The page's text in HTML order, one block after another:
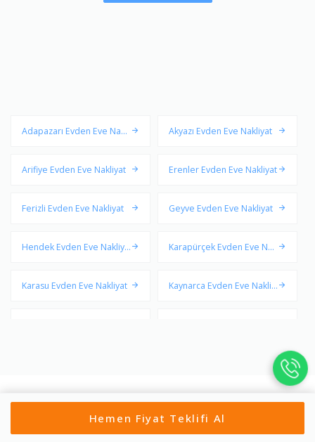
Adapazarı Evden Eve Nakli
Akyazı Evden Eve Nakliyat
Arifiye Evden Eve Nakliyat Erenler Evden Eve Nakliyat
Ferizli Evden Eve Nakliyat Geyve Evden Eve Nakliyat
Hendek Evden Eve Nakliya
Karapürçek Evden Eve Nak
Karasu Evden Eve Nakliyat
Kaynarca Evden Eve Nakliy
Serdivan Evden Eve Nakliy
Söğütlü Evden Eve Nakliyat
Taraklı Evden Eve Nakliyat
Hemen Fiyat Teklifi Al